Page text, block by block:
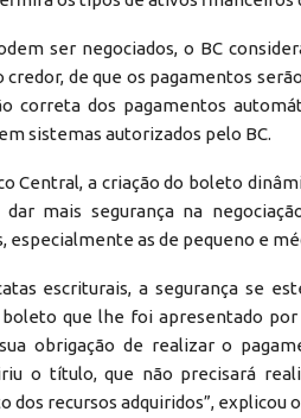
ser negociados, o BC
credor, de que os pagamentos
correta dos pagamentos
sistemas autorizados pelo BC.
Central, a criação do boleto
mais segurança na
especialmente as de pequeno e
escriturais, a segurança se
que lhe foi apresentado
obrigação de realizar o
o título, que não precisará
dos recursos adquiridos”, explicou